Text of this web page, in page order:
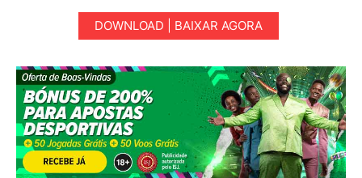
DOWNLOAD | BAIXAR AGORA